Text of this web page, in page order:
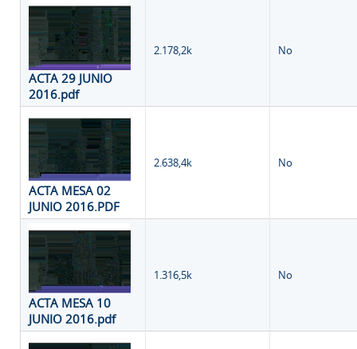
ACTA 29 JUNIO
2016.pdf
2.178,2k No
ACTA MESA 02
JUNIO 2016.PDF
2.638,4k No
ACTA MESA 10
JUNIO 2016.pdf
1.316,5k No